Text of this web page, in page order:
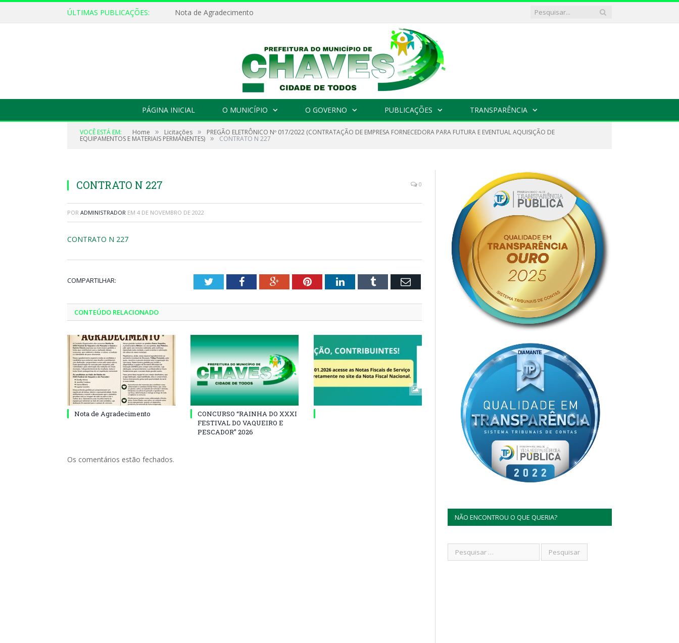
ÚLTIMAS PUBLICAÇÕES: Nota de Agradecimento
PÁGINA INICIAL O MUNICÍPIO O GOVERNO PUBLICAÇÕES TRANSPARÊNCIA
VOCÊ ESTÁ EM: Home » Licitações » PREGÃO ELETRÔNICO Nº 017/2022 (CONTRATAÇÃO DE EMPRESA FORNECEDORA PARA FUTURA E EVENTUAL AQUISIÇÃO DE
EQUIPAMENTOS E MATERIAIS PERMANENTES) » CONTRATO N 227
CONTRATO N 227 0
POR ADMINISTRADOR EM 4 DE NOVEMBRO DE 2022
CONTRATO N 227
COMPARTILHAR: TwitterFacebookGoogle+PinterestLinkedInTumblr Email
CONTEÚDO RELACIONADO
Nota de Agradecimento
CONCURSO “RAINHA DO XXXI
FESTIVAL DO VAQUEIRO E
PESCADOR” 2026
Os comentários estão fechados.
NÃO ENCONTROU O QUE QUERIA?